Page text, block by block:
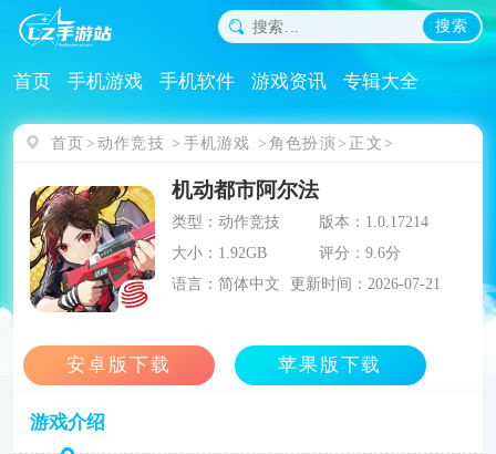
搜索
首页 手机游戏 手机软件 游戏资讯 专辑大全
首页 动作竞技 手机游戏 角色扮演 正文
机动都市阿尔法
类型：动作竞技
版本：1.0.17214
大小：1.92GB
评分：9.6分
语言：简体中文
更新时间：2026-07-21
游戏介绍